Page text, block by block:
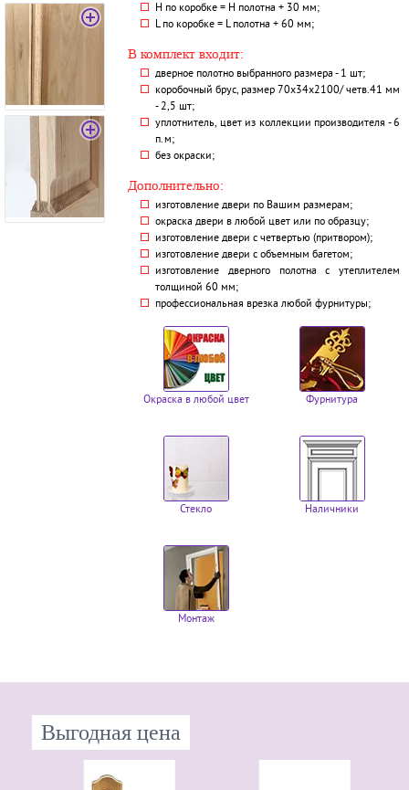
H по коробке = Н полотна + 30 мм;
L по коробке = L полотна + 60 мм;
В комплект входит:
дверное полотно выбранного размера - 1 шт;
коробочный брус, размер 70х34х2100/ четв.41 мм
- 2,5 шт;
уплотнитель, цвет из коллекции производителя - 6
п.м;
без окраски;
Дополнительно:
изготовление двери по Вашим размерам;
окраска двери в любой цвет или по образцу;
изготовление двери с четвертью (притвором);
изготовление двери с объемным багетом;
изготовление дверного полотна с утеплителем
толщиной 60 мм;
профессиональная врезка любой фурнитуры;
Окраска в любой цвет Фурнитура
Стекло Наличники
Монтаж
Выгодная цена